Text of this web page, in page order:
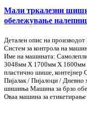
Мали тркалезни
обележување
Детален опис на
Систем за контрола на
Име на машината:
3048мм X 1700мм X 1600мм
пластично шише, контејнер
Пијалак / Пијалоци / Дневно
шишиња Машина за брзо
Оваа машина за етикетирање